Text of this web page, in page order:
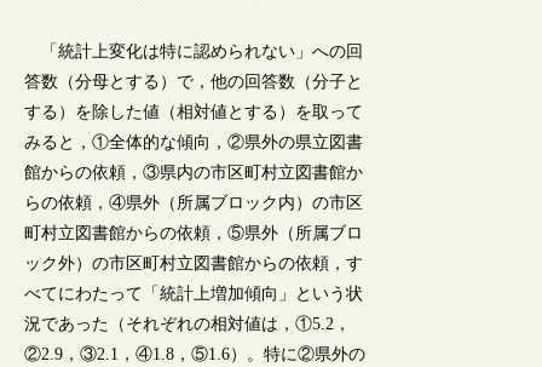
「統計上変化は特に認められない」への回
答数（分母とする）で，他の回答数（分子と
する）を除した値（相対値とする）を取って
みると，①全体的な傾向，②県外の県立図書
館からの依頼，③県内の市区町村立図書館か
らの依頼，④県外（所属ブロック内）の市区
町村立図書館からの依頼，⑤県外（所属ブロ
ック外）の市区町村立図書館からの依頼，す
べてにわたって「統計上増加傾向」という状
況であった（それぞれの相対値は，①5.2，
②2.9，③2.1，④1.8，⑤1.6）。特に②県外の